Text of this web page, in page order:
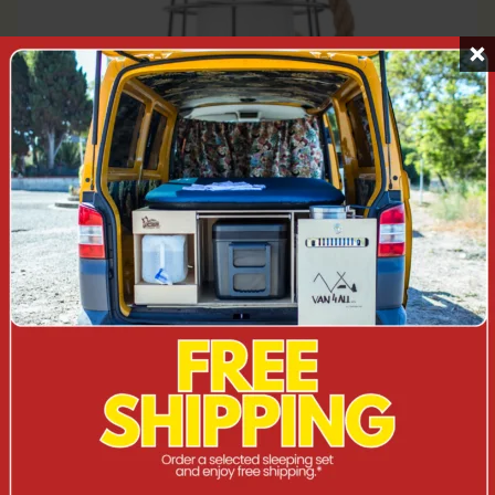
MACTRONIC – LAMPE DE CAMPING STYLE
NAUTIQUE, PACIFICA, 370 LM,
RECHARGEABLE, SET (BATTERIE, CÂBLE USB
C), FONCTION POWERBANK, NOIR, BOÎTE